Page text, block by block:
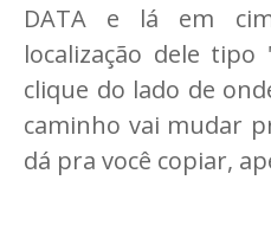
DATA e lá em
localização dele tipo
clique do lado de
caminho vai mudar
dá pra você copiar,